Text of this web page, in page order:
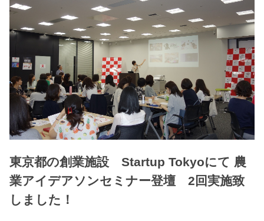
東京都の創業施設 Startup Tokyoにて 農
業アイデアソンセミナー登壇 2回実施致
しました！